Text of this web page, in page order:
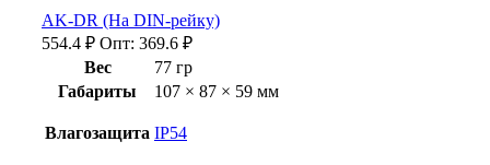
AK-DR (На DIN-рейку)
554.4 ₽ Опт: 369.6 ₽
Вес
77 гр
Габариты
107 × 87 × 59 мм
Влагозащита IP54